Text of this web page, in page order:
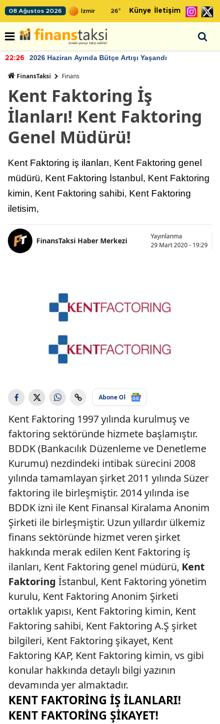
08 Ağustos 2026 26° Künye İletişim
22:26 2026 Haziran Ayında Bütçe Artışı Yaşandı
FinansTaksi Finans
Kent Faktoring İş
İlanları! Kent Faktoring
Genel Müdürü!
Kent Faktoring iş ilanları, Kent Faktoring genel
müdürü, Kent Faktoring İstanbul, Kent Faktoring
kimin, Kent Faktoring sahibi, Kent Faktoring
iletisim,
FinansTaksi Haber Merkezi
Yayınlanma
29 Mart 2020 - 19:29
Abone Ol
Kent Faktoring 1997 yılında kurulmuş ve
faktoring sektöründe hizmete başlamıştır.
BDDK (Bankacılık Düzenleme ve Denetleme
Kurumu) nezdindeki intibak sürecini 2008
yılında tamamlayan şirket 2011 yılında Süzer
faktoring ile birleşmiştir. 2014 yılında ise
BDDK izni ile Kent Finansal Kiralama Anonim
Şirketi ile birleşmiştir. Uzun yıllardır ülkemiz
finans sektöründe hizmet veren şirket
hakkında merak edilen Kent Faktoring iş
ilanları, Kent Faktoring genel müdürü, Kent
Faktoring İstanbul, Kent Faktoring yönetim
kurulu, Kent Faktoring Anonim Şirketi
ortaklık yapısı, Kent Faktoring kimin, Kent
Faktoring sahibi, Kent Faktoring A.Ş şirket
bilgileri, Kent Faktoring şikayet, Kent
Faktoring KAP, Kent Faktoring kimin, vs gibi
konular hakkında detaylı bilgi yazının
devamında yer almaktadır.
KENT FAKTORING İŞ İLANLARI!
KENT FAKTORING ŞIKAYET!